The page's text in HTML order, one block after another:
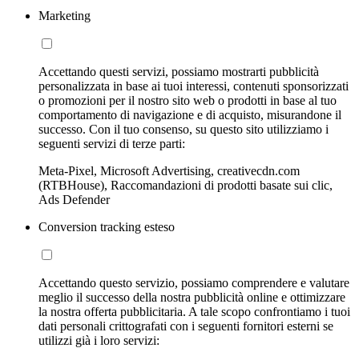
Marketing
Accettando questi servizi, possiamo mostrarti pubblicità
personalizzata in base ai tuoi interessi, contenuti sponsorizzati
o promozioni per il nostro sito web o prodotti in base al tuo
comportamento di navigazione e di acquisto, misurandone il
successo. Con il tuo consenso, su questo sito utilizziamo i
seguenti servizi di terze parti:
Meta-Pixel, Microsoft Advertising, creativecdn.com
(RTBHouse), Raccomandazioni di prodotti basate sui clic,
Ads Defender
Conversion tracking esteso
Accettando questo servizio, possiamo comprendere e valutare
meglio il successo della nostra pubblicità online e ottimizzare
la nostra offerta pubblicitaria. A tale scopo confrontiamo i tuoi
dati personali crittografati con i seguenti fornitori esterni se
utilizzi già i loro servizi: